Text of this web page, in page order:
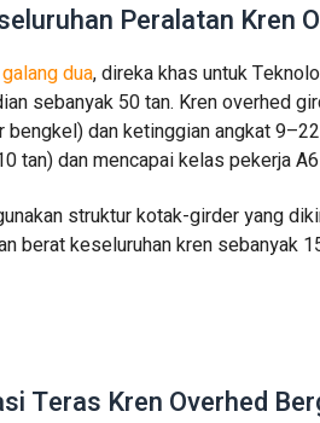
Peralatan Kren
dua, direka khas untuk
sebanyak 50 tan. Kren overhed
bengkel) dan ketinggian angkat
tan) dan mencapai kelas pekerja
struktur kotak-girder yang
berat keseluruhan kren sebanyak
Teras Kren Overhed